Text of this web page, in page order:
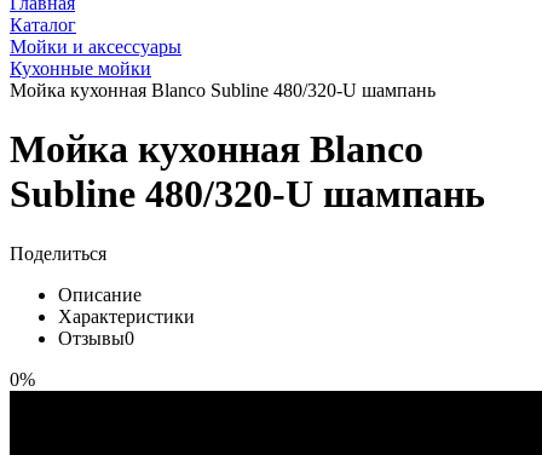
Каталог
Мойки и аксессуары
Кухонные мойки
Мойка кухонная Blanco Subline 480/320-U шампань
Мойка кухонная Blanco
Subline 480/320-U шампань
Поделиться
Описание
Характеристики
Отзывы0
0%